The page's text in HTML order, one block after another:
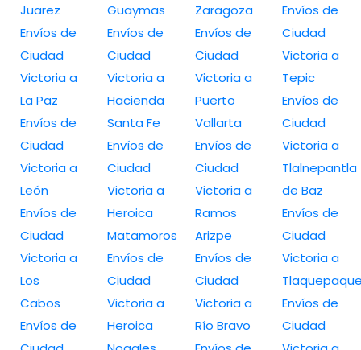
Juarez
Envíos de
Ciudad
Victoria a
La Paz
Envíos de
Ciudad
Victoria a
León
Envíos de
Ciudad
Victoria a
Los
Cabos
Envíos de
Guaymas
Envíos de
Ciudad
Victoria a
Hacienda
Santa Fe
Envíos de
Ciudad
Victoria a
Heroica
Matamoros
Envíos de
Ciudad
Victoria a
Heroica
Zaragoza
Envíos de
Ciudad
Victoria a
Puerto
Vallarta
Envíos de
Ciudad
Victoria a
Ramos
Arizpe
Envíos de
Ciudad
Victoria a
Río Bravo
Envíos de
Ciudad
Victoria a
Tepic
Envíos de
Ciudad
Victoria a
Tlalnepantla
de Baz
Envíos de
Ciudad
Victoria a
Envíos de
Ciudad